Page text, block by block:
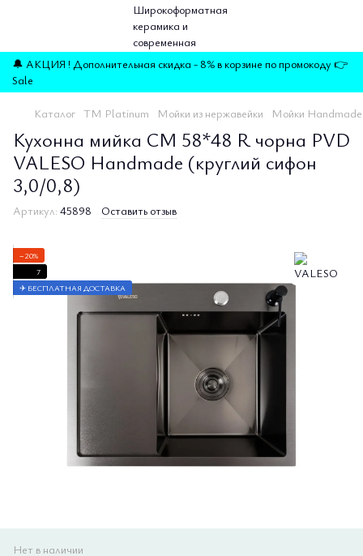
🔔 АКЦИЯ ! Дополнительная скидка - 8% в корзине по промокоду 👉
Sale
Каталог ТМ Platinum Мойки из нержавейки Мойки
Кухонна мийка CM 58*48 R чорна PVD
VALESO Handmade (круглий сифон
3,0/0,8)
Артикул: 45898 Оставить отзыв
−20%
7
✈ БЕСПЛАТНАЯ ДОСТАВКА
Нет в наличии